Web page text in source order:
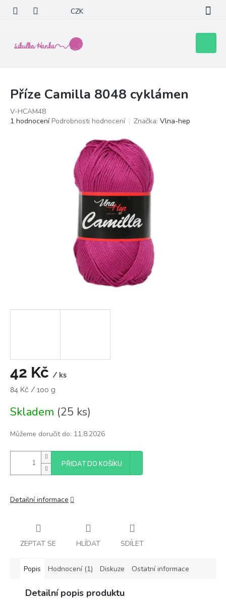
obsah
CZK
košík
Příze Camilla 8048 cyklámen
V-HCAM48
Průměrné
1 hodnocení Podrobnosti hodnocení Značka: Vlna-hep
42 Kč / ks
Měrná
84 Kč / 100 g
Skladem (25 ks)
Můžeme doručit do: 11.8.2026
PŘIDAT DO KOŠÍKU
Detailní informace
ZEPTAT SE HLÍDAT SDÍLET
Popis Hodnocení (1) Diskuze Ostatní informace
Detailní popis produktu